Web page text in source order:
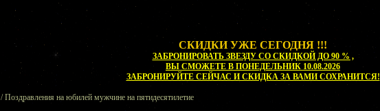
СКИДКИ УЖЕ СЕГОДНЯ !!!
ЗАБРОНИРОВАТЬ ЗВЕЗДУ СО СКИДКОЙ ДО 90 % ,
ВЫ СМОЖЕТЕ В ПОНЕДЕЛЬНИК 10.08.2026
ЗАБРОНИРУЙТЕ СЕЙЧАС И СКИДКА ЗА ВАМИ СОХРАНИТСЯ!
/ Поздравления на юбилей мужчине на пятидесятилетие